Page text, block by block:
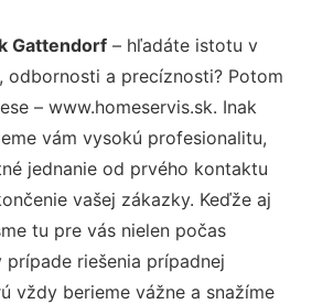
Gattendorf – hľadáte istotu v
odbornosti a precíznosti? Potom
– www.homeservis.sk. Inak
vám vysokú profesionalitu,
jednanie od prvého kontaktu
vašej zákazky. Keďže aj
tu pre vás nielen počas
prípade riešenia prípadnej
vždy berieme vážne a snažíme